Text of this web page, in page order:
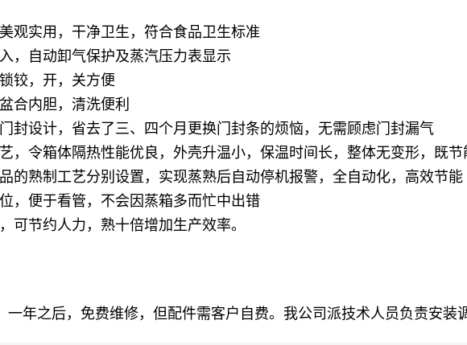
观实用，干净卫生，符合食品卫生标准
，自动卸气保护及蒸汽压力表显示
铰，开，关方便
合内胆，清洗便利
封设计，省去了三、四个月更换门封条的烦恼，无需顾虑门封漏气
，令箱体隔热性能优良，外壳升温小，保温时间长，整体无变形，既
的熟制工艺分别设置，实现蒸熟后自动停机报警，全自动化，高效节能
，便于看管，不会因蒸箱多而忙中出错
可节约人力，熟十倍增加生产效率。
年之后，免费维修，但配件需客户自费。我公司派技术人员负责安装